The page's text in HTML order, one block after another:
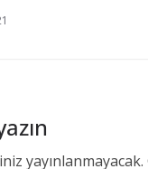
yayınlanmayacak.